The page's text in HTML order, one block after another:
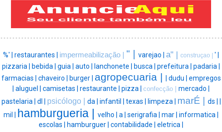
%' | restaurantes | impermeabilização | " | varejao | a" | construçao | ' |
pizzaria | bebida | guia | auto | lanchonete | busca | prefeitura | padaria |
farmacias | chaveiro | burger | agropecuaria | | dudu | empregos
| aluguel | camisetas | restaurante | pizza | confecção | mercado |
pastelaria | dl | psicólogo | da | infantil | texas | limpeza | marÉ | ds | |
mil | hamburgueria | velho | a | serigrafia | mar | informatica |
escolas | hamburguer | contabilidade | eletrica |